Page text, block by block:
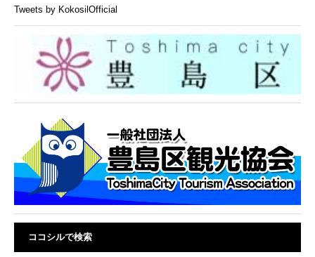
Tweets by KokosilOfficial
ココシルで検索